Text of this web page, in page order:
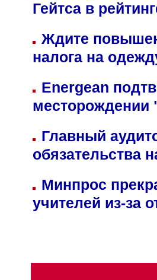
Гейтса в
Ждите
налога на
Energean
Главный
обязательства
Минпрос
учителей из-за